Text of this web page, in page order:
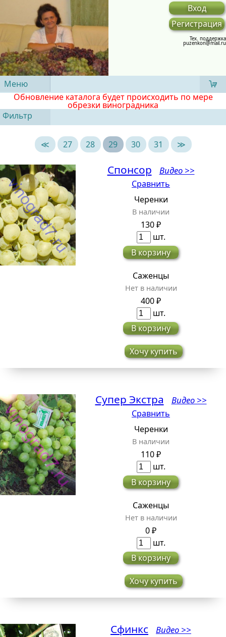
Вход
Регистрация
Тех. поддержка
puzenkon@mail.ru
Меню
Обновление каталога будет происходить по мере
обрезки виноградника
Фильтр
≪ 27 28 29 30 31 ≫
Спонсор Видео >>
Сравнить
Черенки
В наличии
130 ₽
шт.
В корзину
Саженцы
Нет в наличии
400 ₽
шт.
В корзину
Хочу купить
Супер Экстра Видео >>
Сравнить
Черенки
В наличии
110 ₽
шт.
В корзину
Саженцы
Нет в наличии
0 ₽
шт.
В корзину
Хочу купить
Сфинкс Видео >>